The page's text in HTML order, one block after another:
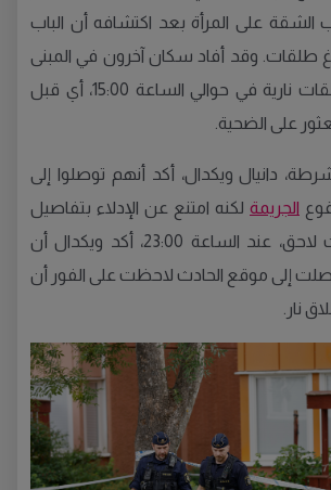
الشقة على المرأة بعد اكتشافه أن الباب
طلقات. وقد أفاد سكان آخرون في المبنى
بأنهم سمعوا طلقات نارية في حوالي الساعة 15:00، أي قبل
على الضحية.
دانيال ويكدال، أكد أنهم توصلوا إلى
الجريمة لكنه امتنع عن الإدلاء بتفاصيل
إضافية. وفي وقت لاحق، عند الساعة 23:00، أكد ويكدال أن
وصلت إلى موقع الحادث لاحظت على الفور أن
نار.